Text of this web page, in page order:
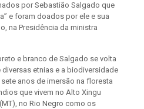
por Sebastião Salgado que
e foram doados por ele e sua
na Presidência da ministra
e branco de Salgado se volta
etnias e a biodiversidade
anos de imersão na floresta
que vivem no Alto Xingu
no Rio Negro como os